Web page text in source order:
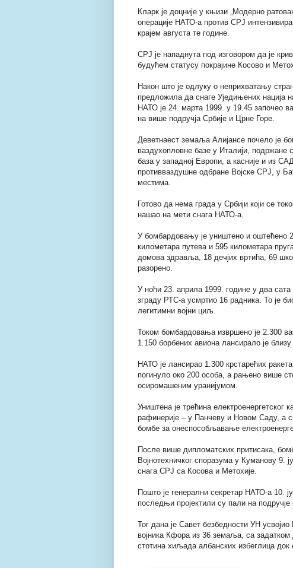
Кларк је доцније у књизи „Модерно
операције НАТО-а против СРЈ
крајем августа те године.
СРЈ је нападнута под изговором да је
будућем статусу покрајине Косово и
Након што је одлуку о неприхватању
предложила да снаге Уједињених нација
НАТО је 24. марта 1999. у 19.45 започео
на више подручја Србије и Црне Горе.
Деветнаест земаља Алијансе почело је
ваздухопловне базе у Италији, подржане
база у западној Европи, а касније и из
противваздушне одбране Војске СРЈ, у
местима.
Готово да нема града у Србији који се
нашао на мети снага НАТО-а.
У бомбардовању је уништено и оштећено
километара путева и 595 километара
домова здравља, 18 дечјих вртића, 69
разорено.
У ноћи 23. априла 1999. године у два
зграду РТС-а усмртио 16 радника. То је
легитимни војни циљ.
Током бомбардовања извршено је 2.300
1.150 борбених авиона лансирало је
НАТО је лансирао 1.300 крстарећих
погинуло око 200 особа, а рањено више
осиромашеним уранијумом.
Уништена је трећина
рафинерије – у Панчеву и Новом Саду, а
бомбе за онеспособљавање
После више дипломатских притисака,
Војнотехничког споразума у Куманову 9.
снага СРЈ са Косова и Метохије.
Пошто је генерални секретар НАТО-а 10.
последњи пројектили су пали на
Тог дана је Савет безбедности УН
војника Кфора из 36 земаља, са
стотина хиљада албанских избеглица